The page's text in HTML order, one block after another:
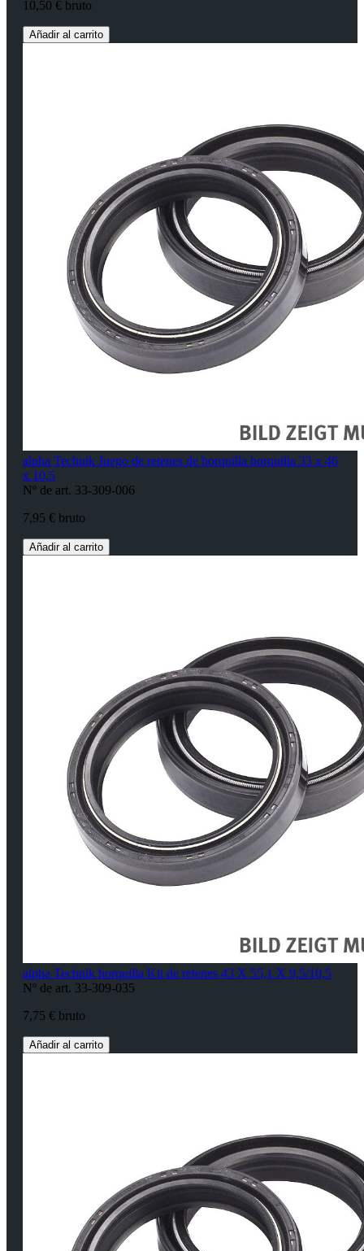
10,50 € bruto
Añadir al carrito
alpha Technik Juego de retenes de horquilla horquilla 33 x 46
x 10,5
Nº de art. 33-309-006
7,95 € bruto
Añadir al carrito
alpha Technik horquilla Kit de retenes 43 X 55,1 X 9,5/10,5
Nº de art. 33-309-035
7,75 € bruto
Añadir al carrito